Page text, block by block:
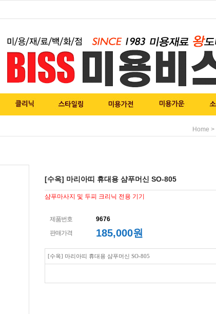
Home >
[수옥] 마리아띠 휴대용 샴푸머신 SO-805
샴푸마사지 및 두피 크리닉 전용 기기
제품번호
9676
판매가격
185,000원
[수옥] 마리아띠 휴대용 샴푸머신 SO-805